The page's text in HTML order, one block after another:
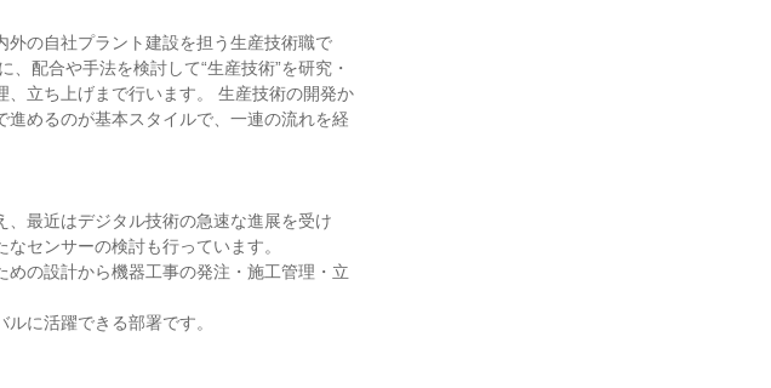
の自社プラント建設を担う生産技術職で
配合や手法を検討して“生産技術”を研究・
立ち上げまで行います。 生産技術の開発か
めるのが基本スタイルで、一連の流れを経
最近はデジタル技術の急速な進展を受け
センサーの検討も行っています。
の設計から機器工事の発注・施工管理・立
に活躍できる部署です。